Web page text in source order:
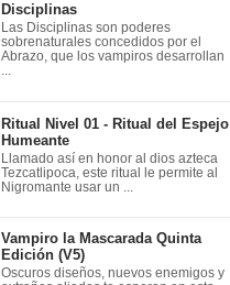
Disciplinas
Las Disciplinas son poderes
sobrenaturales concedidos por el
Abrazo, que los vampiros desarrollan
Ritual Nivel 01 - Ritual del Espejo
Humeante
Llamado así en honor al dios azteca
Tezcatlipoca, este ritual le permite al
Nigromante usar un ...
Vampiro la Mascarada Quinta
Edición (V5)
Oscuros diseños, nuevos enemigos y